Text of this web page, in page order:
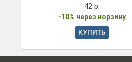
42 р.
-10% через корзину
КУПИТЬ